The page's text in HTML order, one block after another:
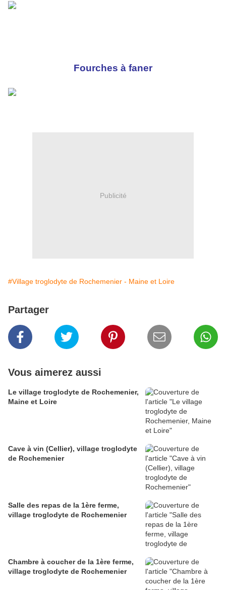
Fourches à faner
Publicité
#Village troglodyte de Rochemenier - Maine et Loire
Partager
Vous aimerez aussi
Le village troglodyte de Rochemenier,
Maine et Loire
Cave à vin (Cellier), village troglodyte
de Rochemenier
Salle des repas de la 1ère ferme,
village troglodyte de Rochemenier
Chambre à coucher de la 1ère ferme,
village troglodyte de Rochemenier